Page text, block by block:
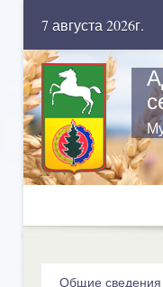
7 августа 2026г.
Общие сведения